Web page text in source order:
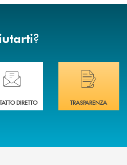
?
bisogno di assistenza immediata?
DIRETTO
Hai bisogno di
TRASPARENZA